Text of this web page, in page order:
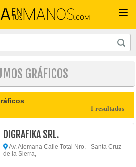
GRÁFICOS
1 resultados
DIGRAFIKA SRL.
Av. Alemana Calle Totai Nro. - Santa Cruz
de la Sierra,